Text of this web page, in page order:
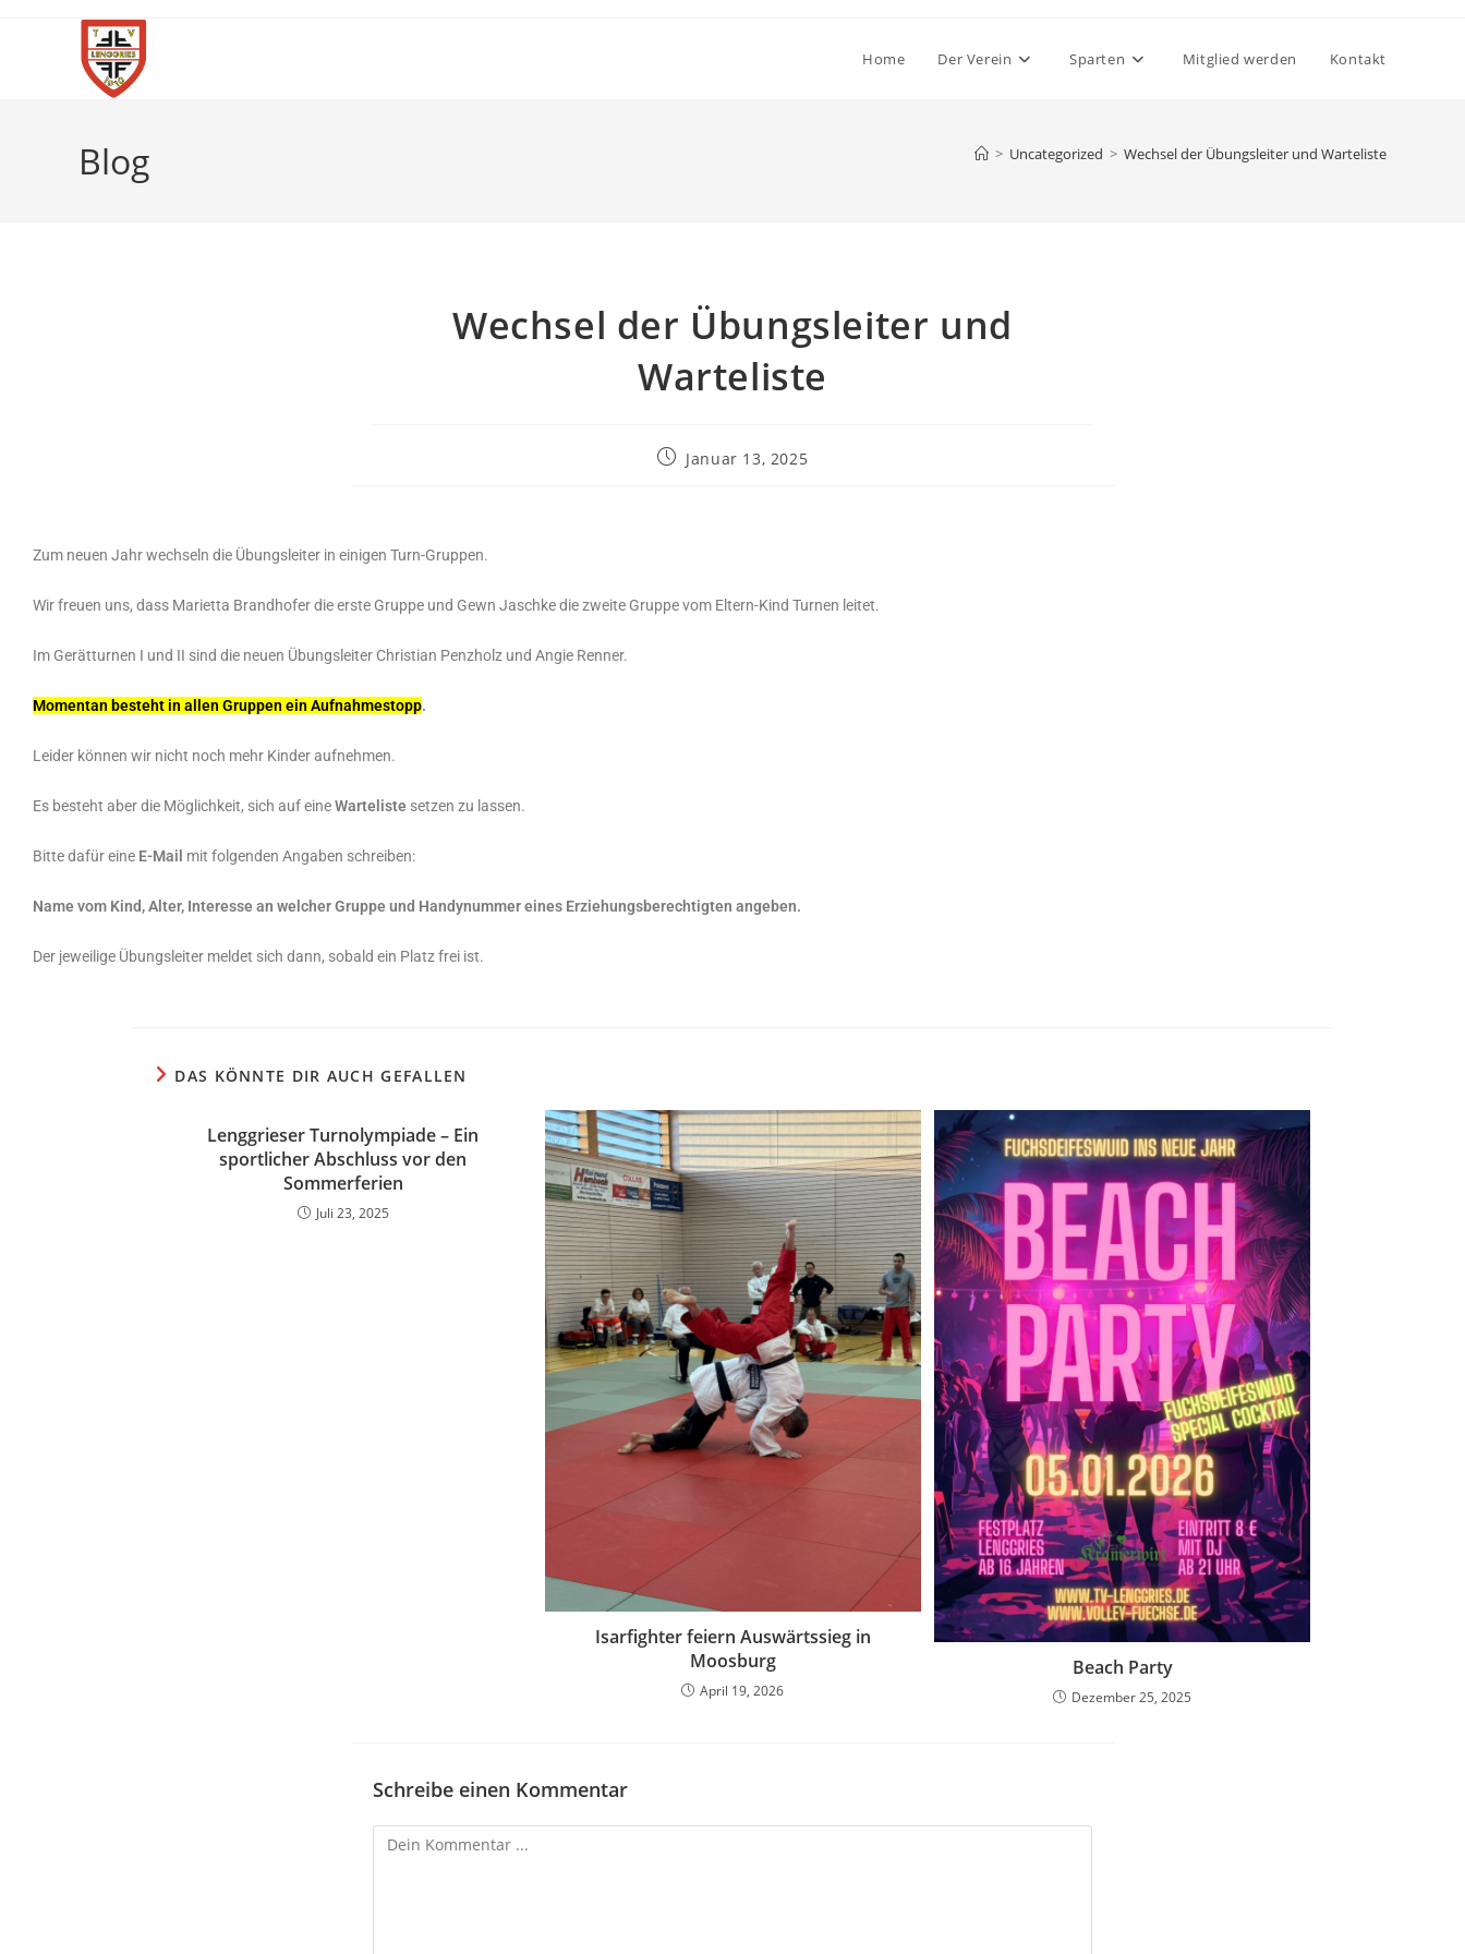
Home Der Verein Sparten Mitglied werden Kontakt
Blog > Uncategorized > Wechsel der Übungsleiter und Warteliste
Wechsel der Übungsleiter und
Warteliste
Januar 13, 2025
Zum neuen Jahr wechseln die Übungsleiter in einigen Turn-Gruppen.
Wir freuen uns, dass Marietta Brandhofer die erste Gruppe und Gewn Jaschke die zweite Gruppe vom Eltern-Kind Turnen leitet.
Im Gerätturnen I und II sind die neuen Übungsleiter Christian Penzholz und Angie Renner.
Momentan besteht in allen Gruppen ein Aufnahmestopp.
Leider können wir nicht noch mehr Kinder aufnehmen.
Es besteht aber die Möglichkeit, sich auf eineWarteliste setzen zu lassen.
Bitte dafür eine E-Mail mit folgenden Angaben schreiben:
Name vom Kind, Alter, Interesse an welcher Gruppe und Handynummer eines Erziehungsberechtigten angeben.
Der jeweilige Übungsleiter meldet sich dann, sobald ein Platz frei ist.
DAS KÖNNTE DIR AUCH GEFALLEN
Lenggrieser Turnolympiade – Ein
sportlicher Abschluss vor den
Sommerferien
Juli 23, 2025
Isarfighter feiern Auswärtssieg in
Moosburg
April 19, 2026
Beach Party
Dezember 25, 2025
Schreibe einen Kommentar